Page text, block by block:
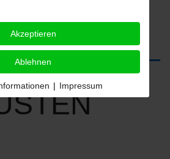
Akzeptieren
Ablehnen
| Impressum